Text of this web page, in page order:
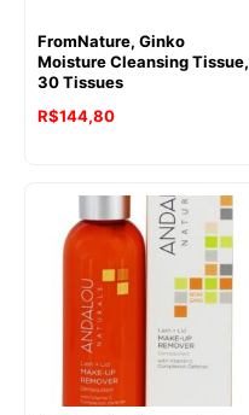
FromNature, Ginko
Moisture Cleansing Tissue,
30 Tissues
R$144,80